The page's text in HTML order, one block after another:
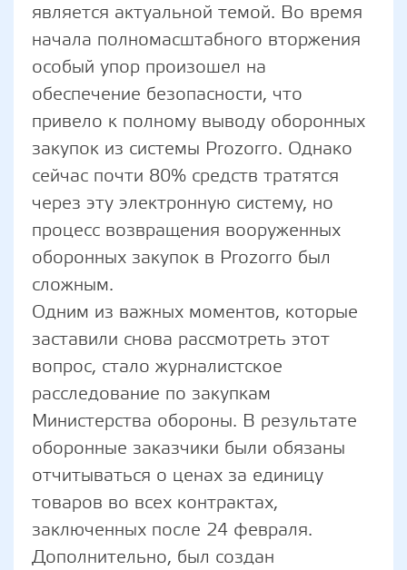
является актуальной темой. Во время
начала полномасштабного вторжения
особый упор произошел на
обеспечение безопасности, что
привело к полному выводу оборонных
закупок из системы Prozorro. Однако
сейчас почти 80% средств тратятся
через эту электронную систему, но
процесс возвращения вооруженных
оборонных закупок в Prozorro был
сложным.
Одним из важных моментов, которые
заставили снова рассмотреть этот
вопрос, стало журналистское
расследование по закупкам
Министерства обороны. В результате
оборонные заказчики были обязаны
отчитываться о ценах за единицу
товаров во всех контрактах,
заключенных после 24 февраля.
Дополнительно, был создан